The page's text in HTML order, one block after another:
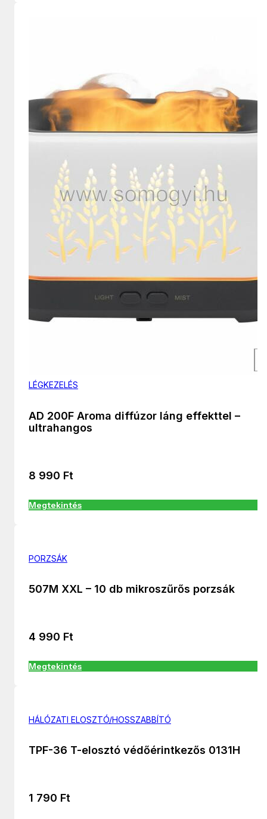
LÉGKEZELÉS
AD 200F Aroma diffúzor láng effekttel –
ultrahangos
8 990 Ft
Megtekintés
PORZSÁK
507M XXL – 10 db mikroszűrős porzsák
4 990 Ft
Megtekintés
HÁLÓZATI ELOSZTÓ/HOSSZABBÍTÓ
TPF-36 T-elosztó védőérintkezős 0131H
1 790 Ft